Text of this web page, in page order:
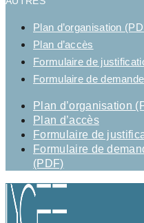
Plan d’organisation
Plan d’accès
Formulaire de
Formulaire de
Plan d’organisation
Plan d’accès
Formulaire de
Formulaire de
(PDF)